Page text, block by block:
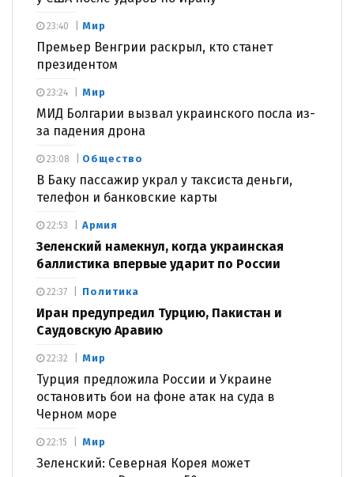
Мир
Премьер Венгрии раскрыл, кто станет
президентом
23:40
Мир
МИД Болгарии вызвал украинского посла из-
за падения дрона
23:24
Общество
В Баку пассажир украл у таксиста деньги,
телефон и банковские карты
23:08
Армия
Зеленский намекнул, когда украинская
баллистика впервые ударит по России
22:53
Политика
Иран предупредил Турцию, Пакистан и
Саудовскую Аравию
22:37
Мир
Турция предложила России и Украине
остановить бои на фоне атак на суда в
Черном море
22:32
Мир
Зеленский: Северная Корея может
22:15